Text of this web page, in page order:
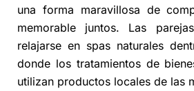
una forma maravillosa de
memorable juntos. Las
relajarse en spas naturales
donde los tratamientos de
utilizan productos locales de las